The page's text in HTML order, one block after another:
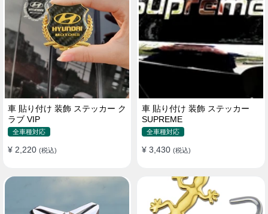
車 貼り付け 装飾 ステッカー ク
ラブ VIP
全車種対応
¥ 2,220 (税込)
車 貼り付け 装飾 ステッカー
SUPREME
全車種対応
¥ 3,430 (税込)